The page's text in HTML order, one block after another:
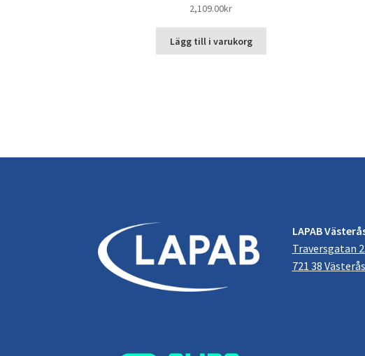
2,109.00kr
Lägg till i varukorg
LAPAB
Traversgatan
721 38